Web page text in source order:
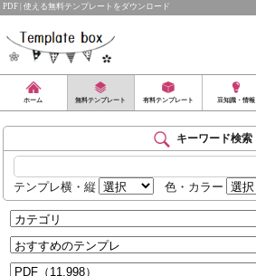
PDF | 使える無料テンプレートをダウンロード
ホーム 無料テンプレート 有料テンプレート 豆知識・情報
キーワード検索
テンプレ横・縦 色・カラー